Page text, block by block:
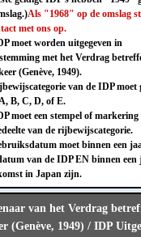
Als "1968" op de omslag
met ons op.
moet worden uitgegeven in
met het Verdrag
(Genève, 1949).
van de IDP moet
B, C, D, of E.
moet een stempel of
van de rijbewijscategorie.
moet binnen een
van de IDP EN binnen een
in Japan zijn.
van het Verdrag
(Genève, 1949) / IDP